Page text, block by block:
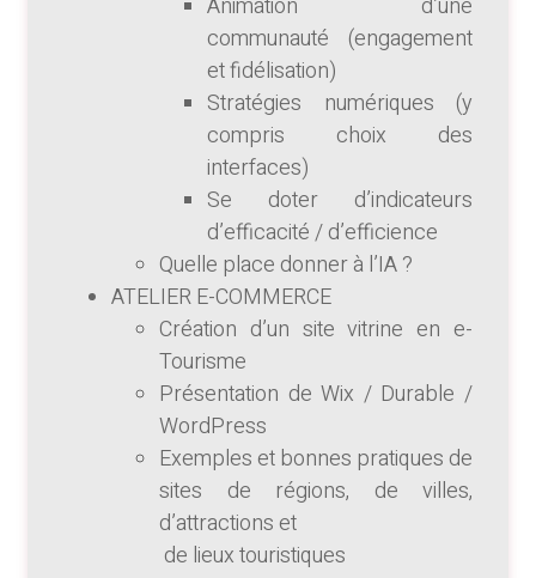
communauté (engagement
et fidélisation)
Stratégies numériques (y
compris choix des
interfaces)
Se doter d’indicateurs
d’efficacité / d’efficience
Quelle place donner à l’IA ?
ATELIER E-COMMERCE
Création d’un site vitrine en e-
Tourisme
Présentation de Wix / Durable /
WordPress
Exemples et bonnes pratiques de
sites de régions, de villes,
d’attractions et
de lieux touristiques